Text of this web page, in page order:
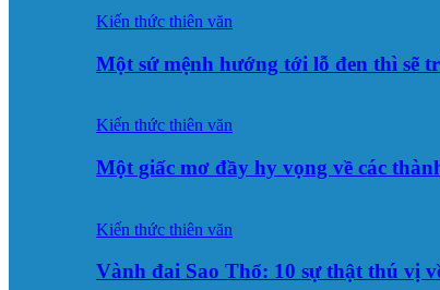
Kiến thức thiên văn
Một sứ mệnh hướng tới lỗ đen thì sẽ
Kiến thức thiên văn
Một giấc mơ đầy hy vọng về các
Kiến thức thiên văn
Vành đai Sao Thổ: 10 sự thật thú vị